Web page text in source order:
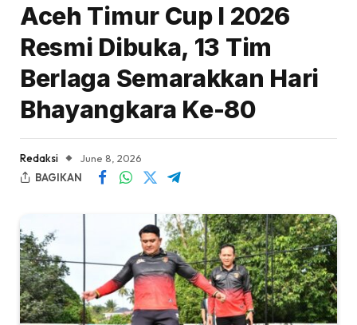
Aceh Timur Cup I 2026
Resmi Dibuka, 13 Tim
Berlaga Semarakkan Hari
Bhayangkara Ke-80
Redaksi
June 8, 2026
BAGIKAN